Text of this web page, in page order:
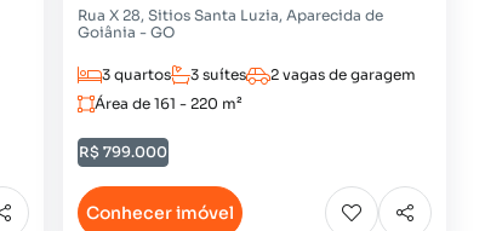
Rua X 28, Sitios Santa Luzia, Aparecida de
Goiânia - GO
3 quartos 3 suítes
2 vagas de garagem
Área de 161 - 220 m²
R$ 799.000
Conhecer imóvel